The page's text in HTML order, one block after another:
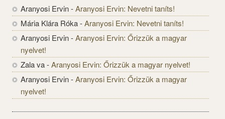
Aranyosi Ervin-Aranyosi Ervin: Nevetni taníts!
Mária Klára Róka-Aranyosi Ervin: Nevetni taníts!
Aranyosi Ervin-Aranyosi Ervin: Őrizzük a magyar
nyelvet!
Zala va-Aranyosi Ervin: Őrizzük a magyar nyelvet!
Aranyosi Ervin-Aranyosi Ervin: Őrizzük a magyar
nyelvet!